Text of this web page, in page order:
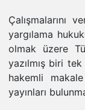
yargılama
olmak üzere
yazılmış biri
hakemli
yayınları